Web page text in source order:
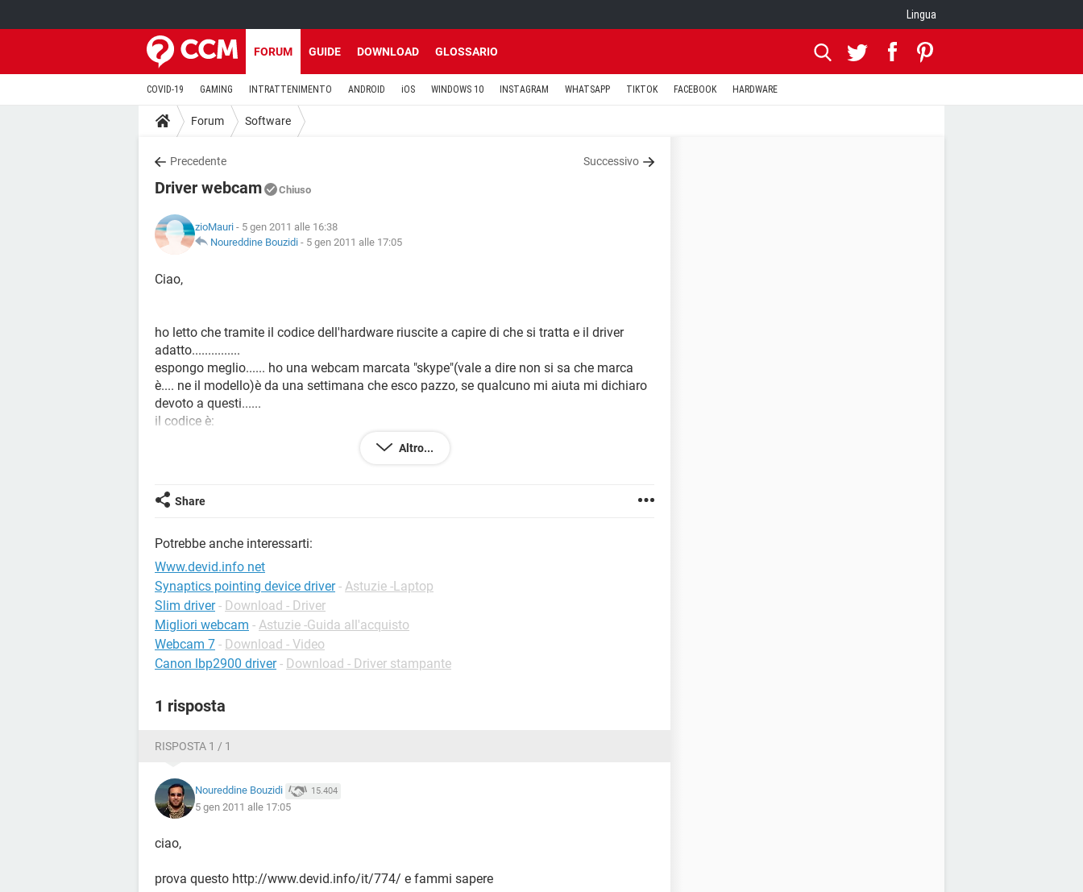
Lingua
FORUM GUIDE DOWNLOAD GLOSSARIO
COVID-19 GAMING INTRATTENIMENTO ANDROID iOS WINDOWS 10 INSTAGRAM WHATSAPP TIKTOK FACEBOOK HARDWARE
Forum Software
Precedente Successivo
Driver webcam Chiuso
zioMauri - 5 gen 2011 alle 16:38
Noureddine Bouzidi - 5 gen 2011 alle 17:05
Ciao,
ho letto che tramite il codice dell'hardware riuscite a capire di che si tratta e il driver
adatto...............
espongo meglio...... ho una webcam marcata "skype"(vale a dire non si sa che marca
è.... ne il modello)è da una settimana che esco pazzo, se qualcuno mi aiuta mi dichiaro
devoto a questi......
il codice è:
USB\VID_0C45&PID_613E\5&27A0B74E&0&2
vi scongiurooooooooooooooooo
Altro...
Share
Potrebbe anche interessarti:
Www.devid.info net
Synaptics pointing device driver - Astuzie -Laptop
Slim driver - Download - Driver
Migliori webcam - Astuzie -Guida all'acquisto
Webcam 7 - Download - Video
Canon lbp2900 driver - Download - Driver stampante
1 risposta
RISPOSTA 1 / 1
Noureddine Bouzidi 15.404
5 gen 2011 alle 17:05
ciao,
prova questo http://www.devid.info/it/774/ e fammi sapere